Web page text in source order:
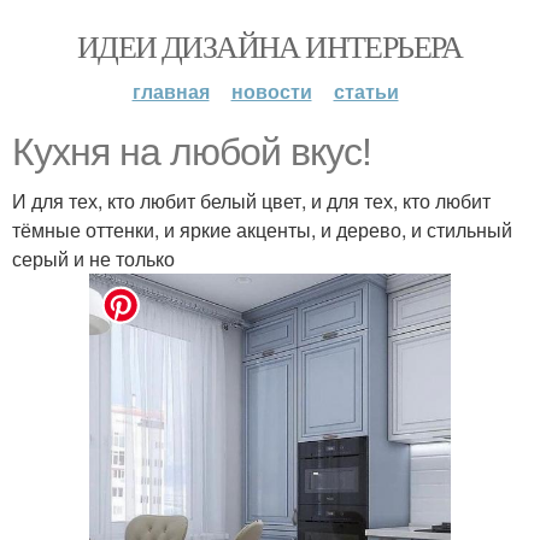
ИДЕИ ДИЗАЙНА ИНТЕРЬЕРА
главная новости статьи
Кухня на любой вкус!
И для тех, кто любит белый цвет, и для тех, кто любит
тёмные оттенки, и яркие акценты, и дерево, и стильный
серый и не только